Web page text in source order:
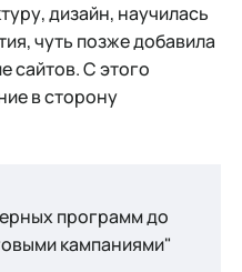
дизайн, научилась
чуть позже добавила
сайтов. С этого
в сторону
программ до
кампаниями"